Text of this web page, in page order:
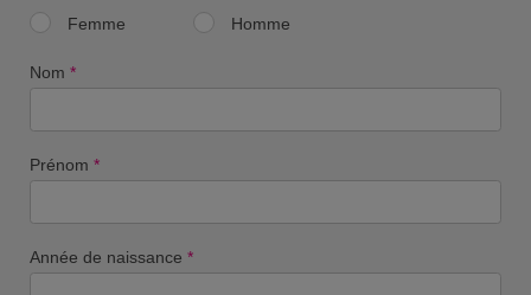
Femme
Homme
Nom *
Prénom *
Année de naissance *